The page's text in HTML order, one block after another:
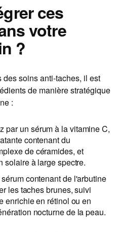
ces
votre
?
soins anti-taches, il est
de manière stratégique
:
par un sérum à la vitamine C,
contenant du
de céramides, et
solaire à large spectre.
contenant de l'arbutine
les taches brunes, suivi
enrichie en rétinol ou en
nocturne de la peau.